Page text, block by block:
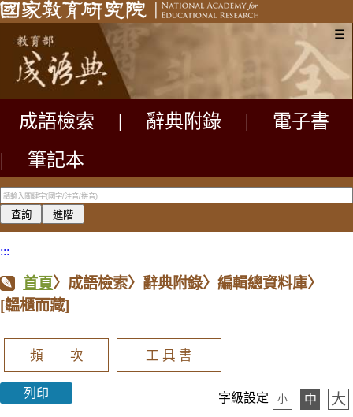
☰
成語檢索 辭典附錄
電子書
|
筆記本
:::
首頁〉成語檢索〉辭典附錄〉編輯總資料庫〉
[韞櫃而藏]
頻 次 工 具 書
列印 字級設定 小 中 大